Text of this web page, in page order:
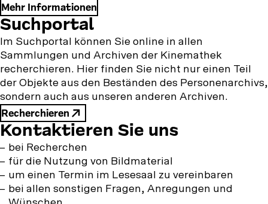
Mehr Informationen
Suchportal
Im Suchportal können Sie online in allen
Sammlungen und Archiven der Kinemathek
recherchieren. Hier finden Sie nicht nur einen Teil
der Objekte aus den Beständen des Personenarchivs,
sondern auch aus unseren anderen Archiven.
Recherchieren
Kontaktieren Sie uns
bei Recherchen
für die Nutzung von Bildmaterial
um einen Termin im Lesesaal zu vereinbaren
bei allen sonstigen Fragen, Anregungen und